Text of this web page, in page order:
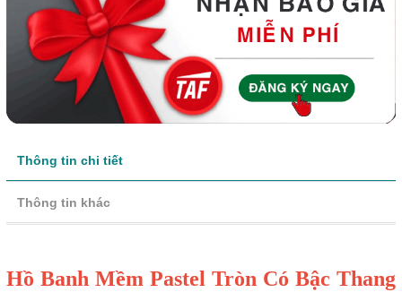
Thông tin chi tiết
Thông tin khác
Hồ Banh Mềm Pastel Tròn Có Bậc Thang